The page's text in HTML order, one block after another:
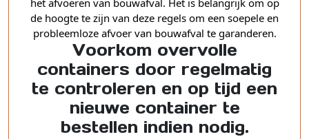
het afvoeren van bouwafval. Het is belangrijk om op
de hoogte te zijn van deze regels om een soepele en
probleemloze afvoer van bouwafval te garanderen.
Voorkom overvolle
containers door regelmatig
te controleren en op tijd een
nieuwe container te
bestellen indien nodig.